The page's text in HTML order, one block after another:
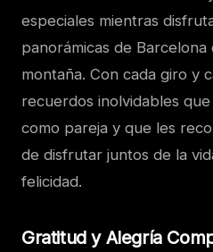
especiales mientras
panorámicas de
montaña. Con cada giro y
recuerdos inolvidables
como pareja y que les
de disfrutar juntos de la
felicidad.
Gratitud y Alegría